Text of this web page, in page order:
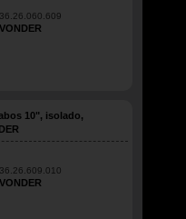
36.26.060.609
VONDER
10", isolado,
36.26.609.010
VONDER